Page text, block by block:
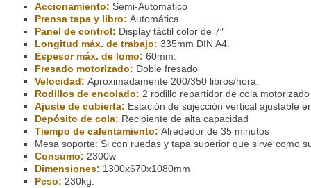
Accionamiento: Semi-Automático
Prensa tapa y libro: Automática
Panel de control: Display táctil color de 7″
Longitud máx. de trabajo: 335mm DIN A4.
Espesor máx. de lomo: 60mm.
Fresado motorizado: Doble fresado
Velocidad: Aproximadamente 200/350 libros/hora.
Rodillos de encolado: 2 rodillo repartidor de cola motorizado
Ajuste de cubierta: Estación de sujección vertical ajustable
Depósito de cola: Recipiente de alta capacidad
Tiempo de calentamiento: Alrededor de 35 minutos
Mesa soporte: Si con ruedas y tapa superior que sirve como
Consumo: 2300w
Dimensiones: 1300x670x1080mm
Peso: 230kg.